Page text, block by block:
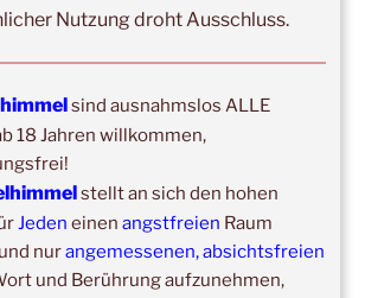
akzeptiere ich die Regeln zur
Nutzung droht Ausschluss.
sind ausnahmslos ALLE
18 Jahren willkommen,
stellt an sich den hohen
Jeden einen angstfreien Raum
nurangemessenen, absichtsfreien
und Berührung aufzunehmen,